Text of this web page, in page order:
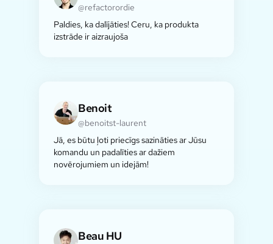
@refactorordie
Paldies, ka dalījāties! Ceru, ka produkta
izstrāde ir aizraujoša
Benoit
@benoitst-laurent
Jā, es būtu ļoti priecīgs sazināties ar Jūsu
komandu un padalīties ar dažiem
novērojumiem un idejām!
Beau HU